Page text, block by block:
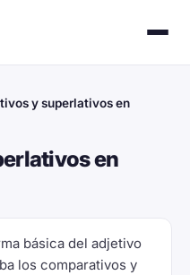
y superlativos en
en
básica del adjetivo
los comparativos y